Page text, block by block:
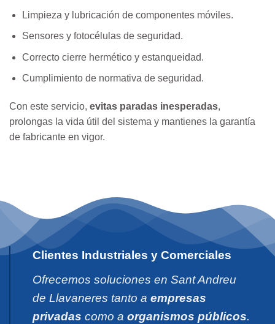
Limpieza y lubricación de componentes móviles.
Sensores y fotocélulas de seguridad.
Correcto cierre hermético y estanqueidad.
Cumplimiento de normativa de seguridad.
Con este servicio, evitas paradas inesperadas,
prolongas la vida útil del sistema y mantienes la garantía
de fabricante en vigor.
Clientes Industriales y Comerciales
Ofrecemos soluciones en Sant Andreu
de Llavaneres tanto a empresas
privadas como a organismos públicos.